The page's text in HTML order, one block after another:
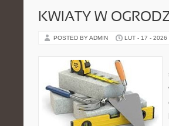
KWIATY W
POSTED BY ADMIN LUT - 17 - 2026